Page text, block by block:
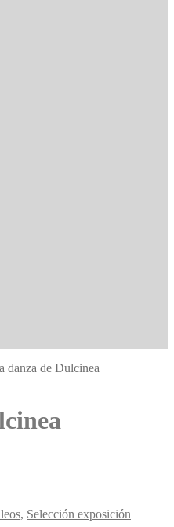
danza de Dulcinea
, Selección exposición